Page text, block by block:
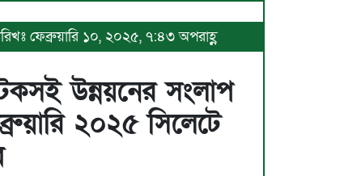
ফেব্রুয়ারি ১০, ২০২৫, ৭:৪৩ অপরাহ্ণ
উন্নয়নের সংলাপ
২০২৫ সিলেটে